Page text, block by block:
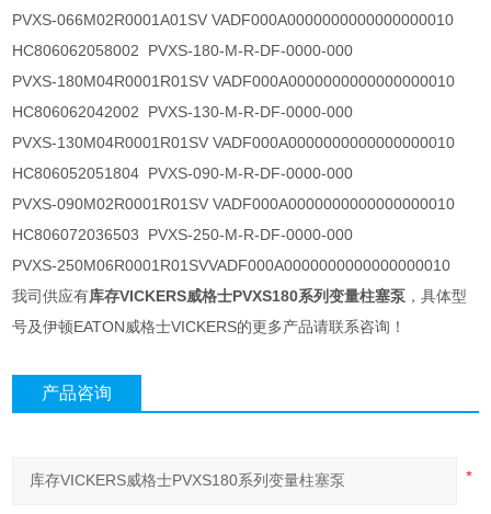
PVXS-066M02R0001A01SV VADF000A0000000000000000010
HC806062058002 PVXS-180-M-R-DF-0000-000
PVXS-180M04R0001R01SV VADF000A0000000000000000010
HC806062042002 PVXS-130-M-R-DF-0000-000
PVXS-130M04R0001R01SV VADF000A0000000000000000010
HC806052051804 PVXS-090-M-R-DF-0000-000
PVXS-090M02R0001R01SV VADF000A0000000000000000010
HC806072036503 PVXS-250-M-R-DF-0000-000
PVXS-250M06R0001R01SVVADF000A0000000000000000010
我司供应有库存VICKERS威格士PVXS180系列变量柱塞泵 ，具体型
号及伊顿EATON威格士VICKERS的更多产品请联系咨询！
产品咨询